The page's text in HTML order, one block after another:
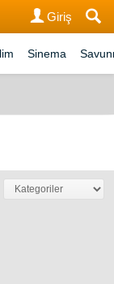
Giriş
Sinema